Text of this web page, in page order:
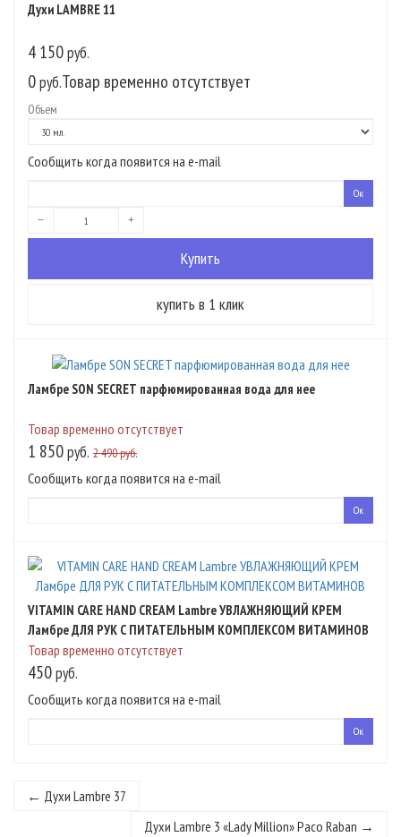
Духи LAMBRE 11
4 150руб.
0руб.Товар временно отсутствует
Объем
Сообщить когда появится на e-mail
Ламбре SON SECRET парфюмированная вода для нее
Товар временно отсутствует
1 850руб. 2 490 руб.
Сообщить когда появится на e-mail
VITAMIN CARE HAND CREAM Lambre УВЛАЖНЯЮЩИЙ КРЕМ
Ламбре ДЛЯ РУК С ПИТАТЕЛЬНЫМ КОМПЛЕКСОМ ВИТАМИНОВ
Товар временно отсутствует
450руб.
Сообщить когда появится на e-mail
← Духи Lambre 37
Духи Lambre 3 «Lady Million» Paco Raban →